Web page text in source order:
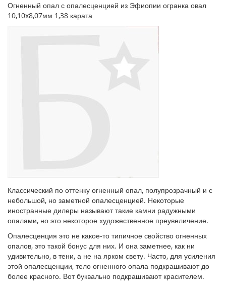
Огненный опал с опалесценцией из Эфиопии огранка овал
10,10x8,07мм 1,38 карата
Классический по оттенку огненный опал, полупрозрачный и с
небольшой, но заметной опалесценцией. Некоторые
иностранные дилеры называют такие камни радужными
опалами, но это некоторое художественное преувеличение.
Опалесценция это не какое-то типичное свойство огненных
опалов, это такой бонус для них. И она заметнее, как ни
удивительно, в тени, а не на ярком свету. Часто, для усиления
этой опалесценции, тело огненного опала подкрашивают до
более красного. Вот буквально подкрашивают красителем.